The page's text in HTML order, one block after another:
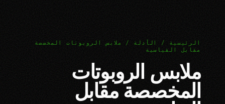
الرئيسية / الأدلة / ملابس الروبوتات المخصصة
مقابل القياسية
ملابس الروبوتات
المخصصة مقابل